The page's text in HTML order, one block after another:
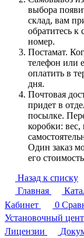
выбора
склад, вам
обратитесь к
номер.
Постамат.
телефон или
оплатить в
дня.
Почтовая
придет в
посылке.
коробки: вес,
Один заказ
его
Назад к списку
Главная
Кабинет
0
Установочный
Лицензии